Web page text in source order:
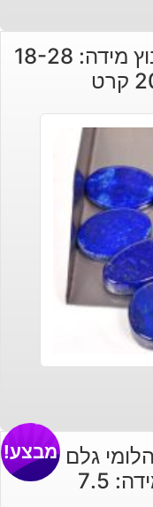
לאפיס לג'ולי מלוטש לשיבוץ מידה: 18-28
טבעת כסף 925 בשיבוץ יהלומי גלם 0.73
7.5
מבצע!